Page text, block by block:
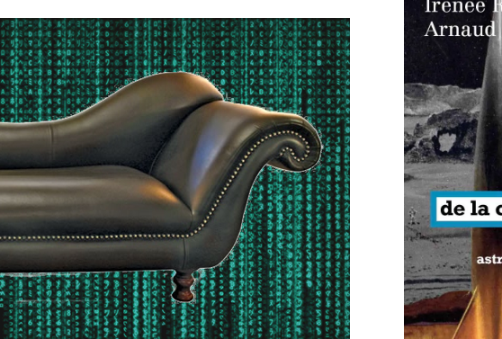
des perroquets
Campus IA doit sortir des champs : « On impose et copie le gigantisme états-
et l’intelligence artificielle
crypto-spatial